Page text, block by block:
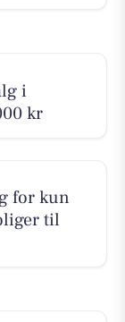
i
kr
for kun
til